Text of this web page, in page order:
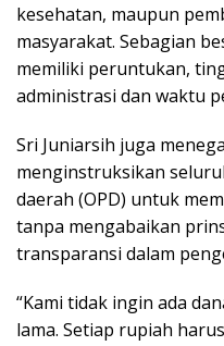
kesehatan, maupun
masyarakat. Sebagian
memiliki peruntukan,
administrasi dan waktu
Sri Juniarsih juga
menginstruksikan
daerah (OPD) untuk
tanpa mengabaikan
transparansi dalam
“Kami tidak ingin ada
lama. Setiap rupiah